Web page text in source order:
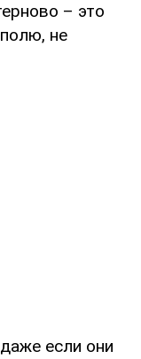
– это
не
если они